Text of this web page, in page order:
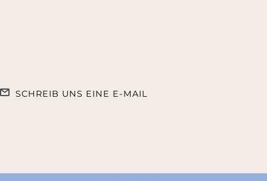
SCHREIB UNS EINE E-MAIL